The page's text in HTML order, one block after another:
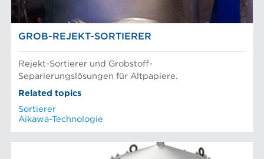
GROB-REJEKT-SORTIERER
Rejekt-Sortierer und Grobstoff-
Separierungslösungen für Altpapiere.
Related topics
Sortierer
Aikawa-Technologie